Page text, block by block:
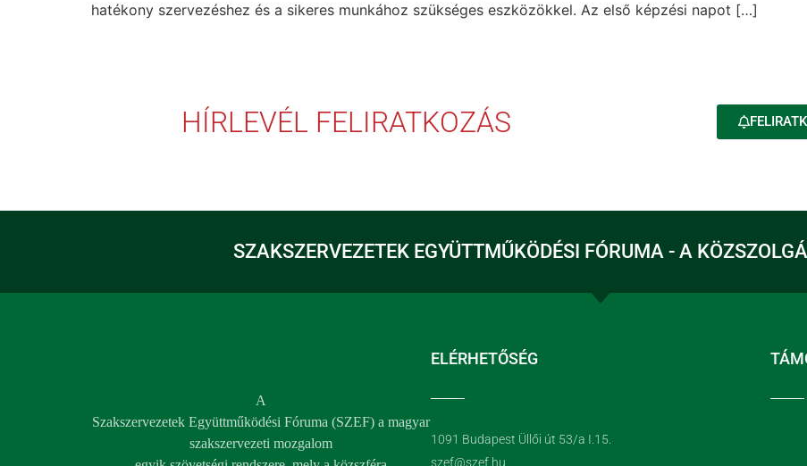
hatékony szervezéshez és a sikeres munkához szükséges eszközökkel. Az első képzési napot […]
HÍRLEVÉL FELIRATKOZÁS
SZAKSZERVEZETEK EGYÜTTMŰKÖDÉSI FÓRUMA - A
A
Szakszervezetek Együttműködési Fóruma (SZEF) a magyar
szakszervezeti mozgalom
ELÉRHETŐSÉG
1091 Budapest Üllői út 53/a I.15.
szef@szef.hu